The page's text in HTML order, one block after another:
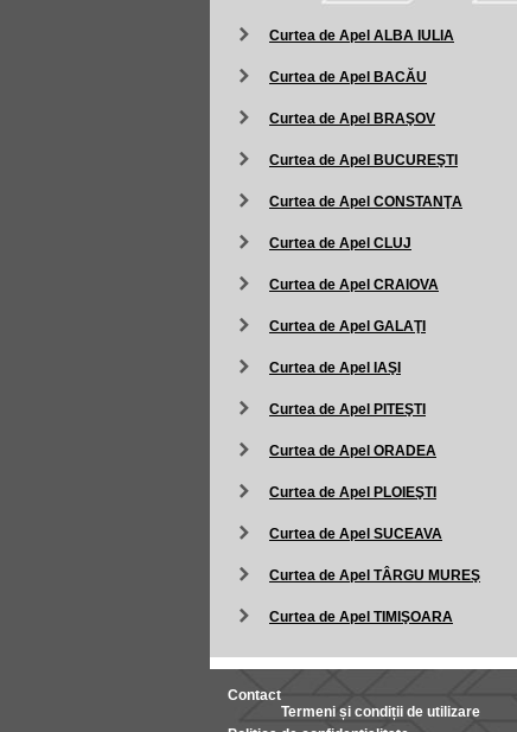
Curtea de Apel ALBA IULIA
Curtea de Apel BACĂU
Curtea de Apel BRAŞOV
Curtea de Apel BUCUREŞTI
Curtea de Apel CONSTANŢA
Curtea de Apel CLUJ
Curtea de Apel CRAIOVA
Curtea de Apel GALAŢI
Curtea de Apel IAŞI
Curtea de Apel PITEŞTI
Curtea de Apel ORADEA
Curtea de Apel PLOIEŞTI
Curtea de Apel SUCEAVA
Curtea de Apel TÂRGU MUREŞ
Curtea de Apel TIMIŞOARA
Contact
Termeni și condiții de utilizare